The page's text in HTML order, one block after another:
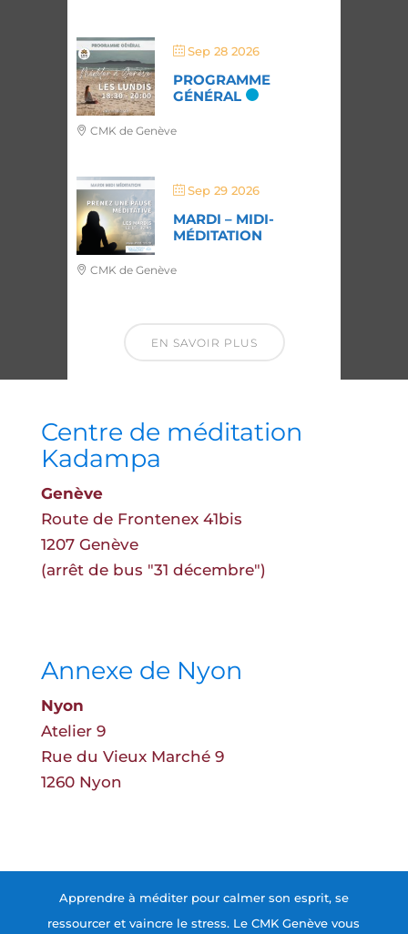
Sep 28 2026
PROGRAMME
GÉNÉRAL
CMK de Genève
Sep 29 2026
MARDI – MIDI-
MÉDITATION
CMK de Genève
EN SAVOIR PLUS
Centre de méditation
Kadampa
Genève
Route de Frontenex 41bis
1207 Genève
(arrêt de bus "31 décembre")
Annexe de Nyon
Nyon
Atelier 9
Rue du Vieux Marché 9
1260 Nyon
Apprendre à méditer pour calmer son esprit, se
ressourcer et vaincre le stress. Le CMK Genève vous